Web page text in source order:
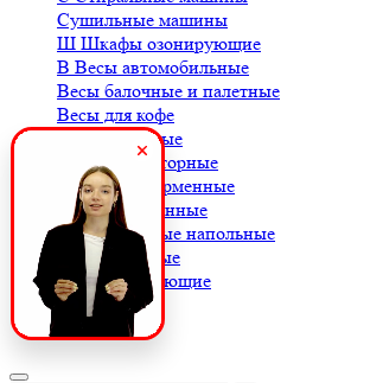
Сушильные машины
Ш Шкафы озонирующие
В Весы автомобильные
Весы балочные и палетные
Весы для кофе
Весы крановые
Весы лабораторные
Весы платформенные
Весы порционные
Весы товарные напольные
Весы торговые
ККомплектующие